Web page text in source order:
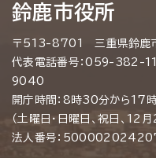
鈴鹿市役所
〒513-8701 三重県鈴鹿
代表電話番号：059-382-
9040
開庁時間：8時30分から17
（土曜日・日曜日、祝日、12
法人番号：